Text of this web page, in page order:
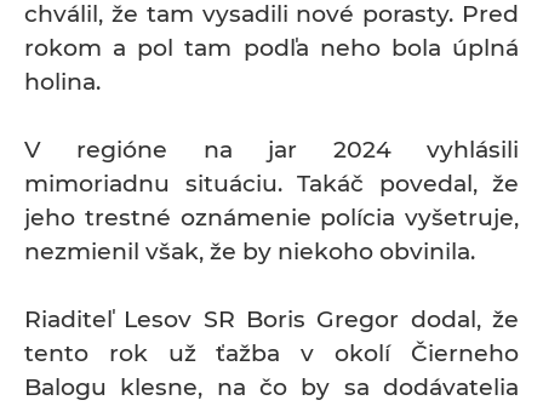
chválil, že tam vysadili nové porasty. Pred
rokom a pol tam podľa neho bola úplná
holina.
V regióne na jar 2024 vyhlásili
mimoriadnu situáciu. Takáč povedal, že
jeho trestné oznámenie polícia vyšetruje,
nezmienil však, že by niekoho obvinila.
Riaditeľ Lesov SR Boris Gregor dodal, že
tento rok už ťažba v okolí Čierneho
Balogu klesne, na čo by sa dodávatelia